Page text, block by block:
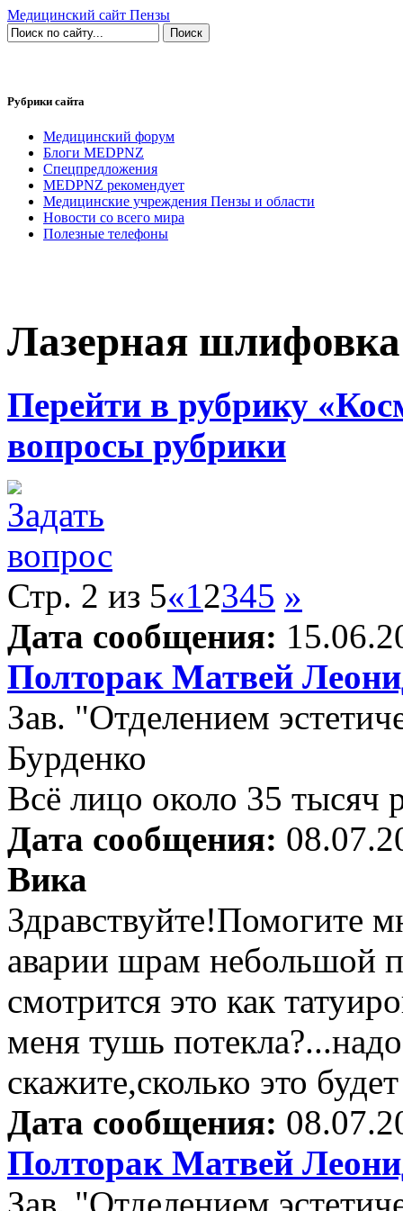
Медицинский сайт Пензы
Рубрики сайта
Медицинский форум
Блоги MEDPNZ
Спецпредложения
MEDPNZ рекомендует
Медицинские учреждения Пензы и области
Новости со всего мира
Полезные телефоны
Лазерная шлифовка
Перейти в рубрику
вопросы рубрики
Стр. 2 из 5«12345 »
Дата сообщения:
Полторак Матвей
Зав. "Отделением
Бурденко
Всё лицо около 35 тысяч
Дата сообщения:
Вика
Здравствуйте!Помогите
аварии шрам небольшой
смотрится это как
меня тушь
скажите,сколько это
Дата сообщения:
Полторак Матвей